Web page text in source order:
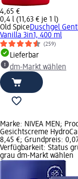
4,65 €
0,4 l (11,63 € je 1 l)
Old SpiceDuschgel
Vanilla 3in1, 400 ml
(259)
Lieferbar
dm-Markt wählen
Marke: NIVEA MEN;
Gesichtscreme
8,45 €; Grundpreis:
Verfügbarkeit: Status
grau dm-Markt wählen